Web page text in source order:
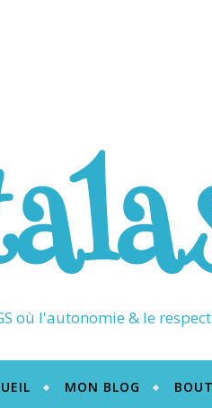
où l'autonomie & le
MON BLOG